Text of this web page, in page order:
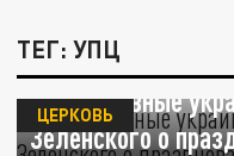
ТЕГ: УПЦ
Православные
Зеленского о
ЦЕРКОВЬ